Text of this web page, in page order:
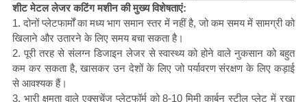
शीट मेटल लेजर कटिंग मशीन की मुख्य विशेषताएं:
1. दोनों प्लेटफार्मों का मध्य भाग समान स्तर में नहीं है, जो कम समय में सामग्री को
खिलाने और उतारने के लिए समय बचा सकता है।
2. पूरी तरह से संलग्न डिजाइन लेजर से स्वास्थ्य को होने वाले नुकसान को बहुत
कम कर सकता है, खासकर उन देशों के लिए जो पर्यावरण संरक्षण के लिए कड़ाई
से आवश्यक हैं।
3. भारी क्षमता वाले एक्सचेंज प्लेटफॉर्म को 8-10 मिमी कार्बन स्टील प्लेट में रखा